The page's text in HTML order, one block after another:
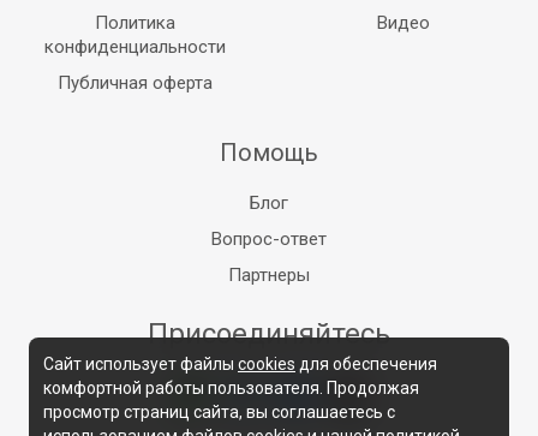
Политика
конфиденциальности
Публичная оферта
Видео
Помощь
Блог
Вопрос-ответ
Партнеры
Присоединяйтесь
Сайт использует файлы cookies для обеспечения
комфортной работы пользователя. Продолжая
просмотр страниц сайта, вы соглашаетесь с